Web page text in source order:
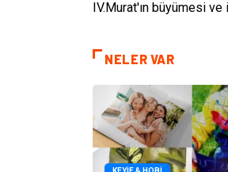
IV.Murat'ın büyümesi
NELER VAR